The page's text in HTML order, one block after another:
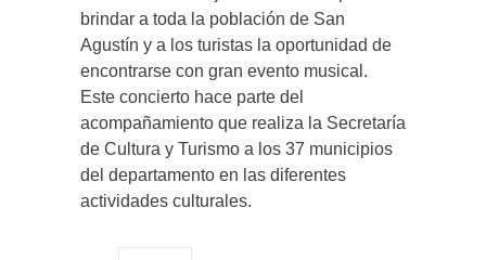
brindar a toda la población de San
Agustín y a los turistas la oportunidad de
encontrarse con gran evento musical.
Este concierto hace parte del
acompañamiento que realiza la Secretaría
de Cultura y Turismo a los 37 municipios
del departamento en las diferentes
actividades culturales.